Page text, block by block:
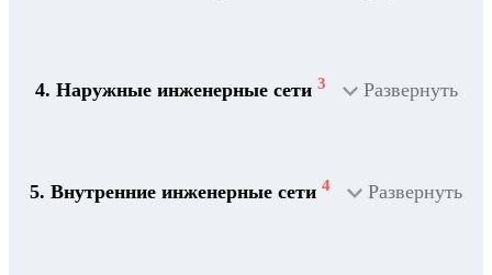
4. Наружные инженерные сети 3 Развернуть
5. Внутренние инженерные сети 4 Развернуть